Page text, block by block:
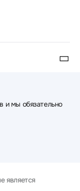
и мы обязательно
является